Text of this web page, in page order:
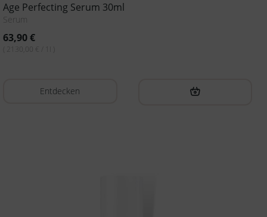
Age Perfecting Serum 30ml
Serum
63,90€
( 2130,00 € / 1l )
Entdecken